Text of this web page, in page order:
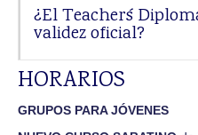
¿El Teacher´s
validez oficial?
HORARIOS
GRUPOS PARA JÓVENES